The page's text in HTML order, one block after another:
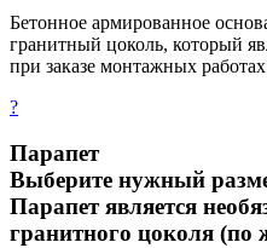
Бетонное армированное
гранитный цоколь, который
при заказе монтажных
?
Парапет
Выберите нужный
Парапет является
гранитного цоколя (по